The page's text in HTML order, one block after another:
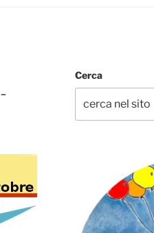
Cerca